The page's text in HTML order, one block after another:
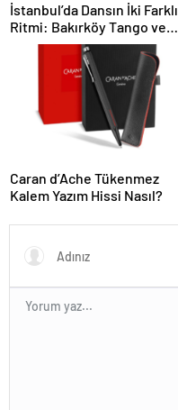
İstanbul’da Dansın İki Farklı
Ritmi: Bakırköy Tango ve
Kadıköy Salsa Kursları
Caran d’Ache Tükenmez
Kalem Yazım Hissi Nasıl?